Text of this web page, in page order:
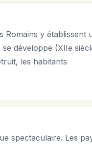
Romains y établissent
développe (XIIe
les habitants
spectaculaire. Les